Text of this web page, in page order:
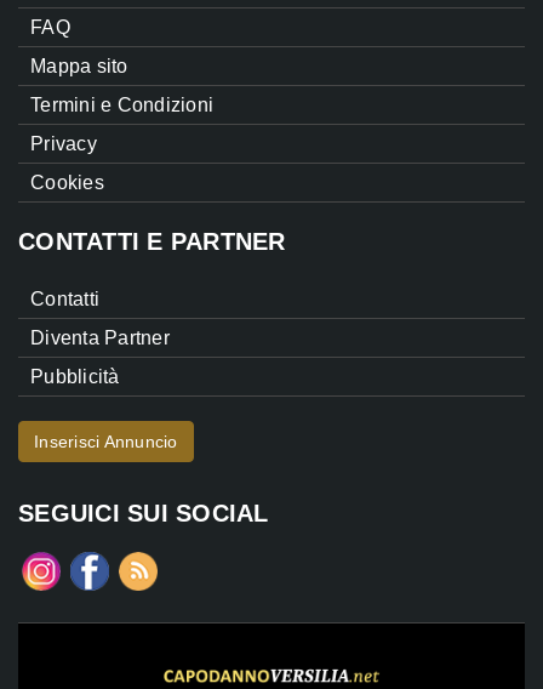
FAQ
Mappa sito
Termini e Condizioni
Privacy
Cookies
CONTATTI E PARTNER
Contatti
Diventa Partner
Pubblicità
Inserisci Annuncio
SEGUICI SUI SOCIAL